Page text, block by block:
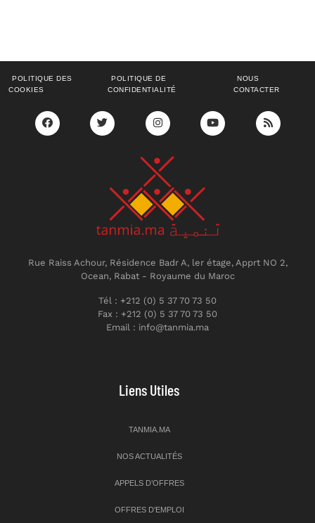
POLITIQUE DES
COOKIES
POLITIQUE DE
CONFIDENTIALITÉ
NOUS
CONTACTER
Rue Raiss Achour, Résidence Badr A, ler étage, Apprt NO 2,
Ocean, Rabat - Royaume du Maroc
Tél : +212 (0) 5 37 70 73 50
Fax : +212 (0) 5 37 70 73 50
Email : info@tanmia.ma
Liens Utiles
TANMIA.MA
NOS ACTUALITÉS
APPELS D’OFFRES
OFFRES D’EMPLOI